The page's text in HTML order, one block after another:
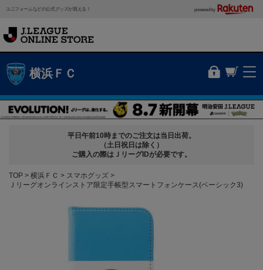
ユニフォームなどの公式グッズが買える！ powered by
横浜ＦＣ
平日午前10時までのご注文は当日出荷。
（土日祝日は除く）
ご購入の際はＪリーグIDが必要です。
TOP 横浜ＦＣ
スマホグッズ
Ｊリーグオンラインストア限定手帳型スマートフォンケース(ベーシック3)